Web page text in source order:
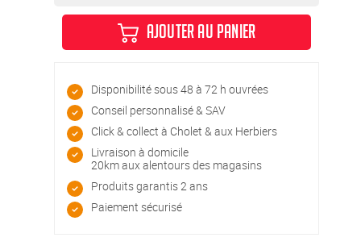
AJOUTER AU PANIER
Disponibilité sous 48 à 72 h ouvrées
Conseil personnalisé & SAV
Click & collect à Cholet & aux Herbiers
Livraison à domicile
20km aux alentours des magasins
Produits garantis 2 ans
Paiement sécurisé